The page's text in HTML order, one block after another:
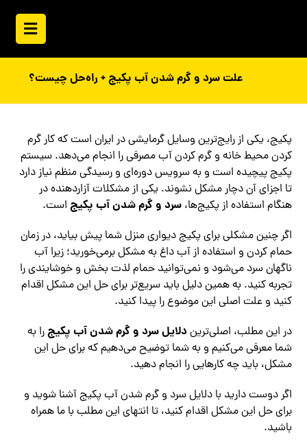
علت سرد و گرم شدن آب پکیج + راه‌حل چیست؟
پکیج، یکی از رایج‌ترین وسایل گرمایشی در ایران است که کار گرم
کردن محیط خانه و گرم کردن آب مصرفی را انجام می‌دهد. سیستم
پکیج پیچیده است و به سرویس دوره‌ای و رسیدگی منظم نیاز دارد
تا اجزای آن دچار مشکل نشوند. یکی از مشکلات آزاردهنده در
هنگام استفاده از پکیج‌ها،سرد و گرم شدن آب پکیج است.
اگر چنین مشکلی برای پکیج دیواری منزل شما پیش بیاید، در زمان
حمام کردن و استفاده از آب داغ به مشکل برمی‌خورید؛ زیرا آب
ناگهان سرد می‌شود و نمی‌توانید حمام لذت بخش و خوشایندی را
تجربه کنید. به همین دلیل باید سریع‌تر برای حل این مشکل اقدام
کنید و علت اصلی این موضوع را پیدا کنید.
در این مطلب، اصلی‌ترین دلایل سرد و گرم شدن آب پکیجرا به
شما معرفی می‌کنیم و به شما توضیح می‌دهیم که برای حل این
مشکل، باید چه کارهایی را انجام دهید.
اگر دوست دارید با دلایل سرد و گرم شدن آب پکیج آشنا شوید و
برای حل این مشکل اقدام کنید، تا انتهای این مطلب با ما همراه
باشید.